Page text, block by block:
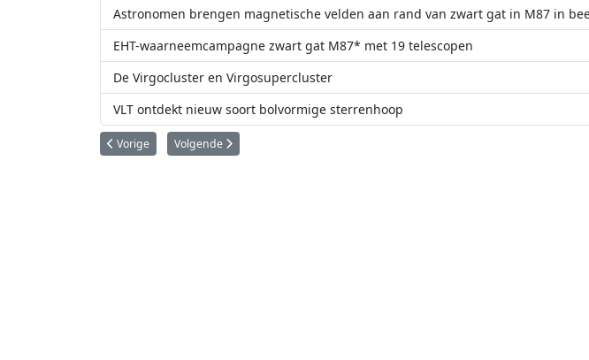
Astronomen brengen magnetische velden aan rand van zwart gat in M87 in
EHT-waarneemcampagne zwart gat M87* met 19 telescopen
De Virgocluster en Virgosupercluster
VLT ontdekt nieuw soort bolvormige sterrenhoop
Vorig artikel: Duizendste aardscheerder waargenomen met behulp van radar
Vorige Volgende artikel: Ingenieuze 'geweven' spectrometer bijna klaar voor de start
Volgende